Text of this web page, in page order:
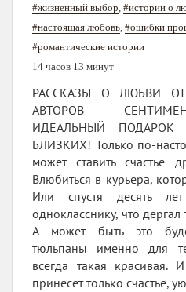
#жизненный выбор, #истории о
#настоящая любовь, #ошибки
#романтические истории
14 часов 13 минут
РАССКАЗЫ О ЛЮБВИ
АВТОРОВ
ИДЕАЛЬНЫЙ
БЛИЗКИХ! Только по-
может ставить счастье
Влюбиться в курьера,
Или спустя десять
однокласснику, что
А может быть это
тюльпаны именно для
всегда такая
принесет только счастье,